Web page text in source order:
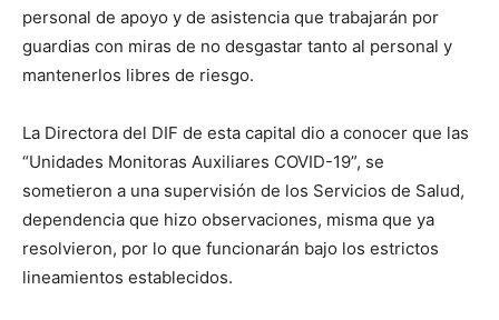
personal de apoyo y de asistencia que trabajarán por
guardias con miras de no desgastar tanto al personal y
mantenerlos libres de riesgo.
La Directora del DIF de esta capital dio a conocer que las
“Unidades Monitoras Auxiliares COVID-19”, se
sometieron a una supervisión de los Servicios de Salud,
dependencia que hizo observaciones, misma que ya
resolvieron, por lo que funcionarán bajo los estrictos
lineamientos establecidos.